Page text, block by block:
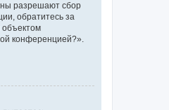
разрешают сбор
обратитесь за
объектом
конференцией?».